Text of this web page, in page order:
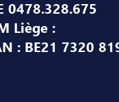
0478.328.675
Liège :
: BE21 7320